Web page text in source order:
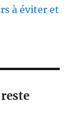
à éviter et